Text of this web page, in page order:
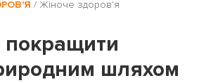
/ Жіноче здоров'я
покращити
шляхом